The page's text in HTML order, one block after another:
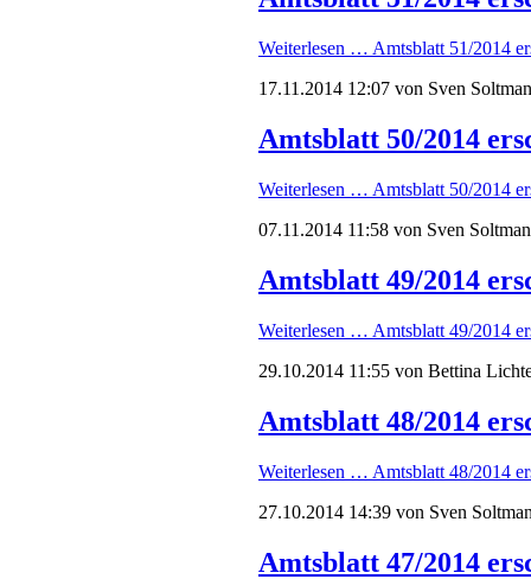
Weiterlesen … Amtsblatt 51/2014
17.11.2014 12:07 von Sven
Amtsblatt 50/2014
Weiterlesen … Amtsblatt 50/2014
07.11.2014 11:58 von Sven
Amtsblatt 49/2014
Weiterlesen … Amtsblatt 49/2014
29.10.2014 11:55 von Bettina
Amtsblatt 48/2014
Weiterlesen … Amtsblatt 48/2014
27.10.2014 14:39 von Sven
Amtsblatt 47/2014